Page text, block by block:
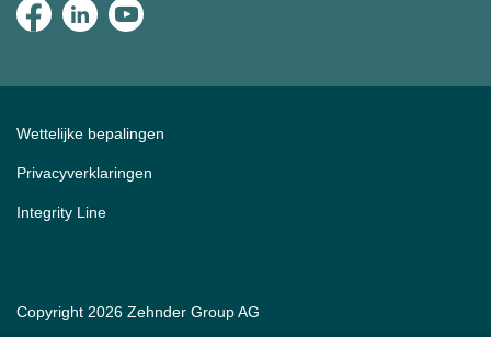
Copyright 2026 Zehnder Group AG
Wettelijke bepalingen
Privacyverklaringen
Integrity Line